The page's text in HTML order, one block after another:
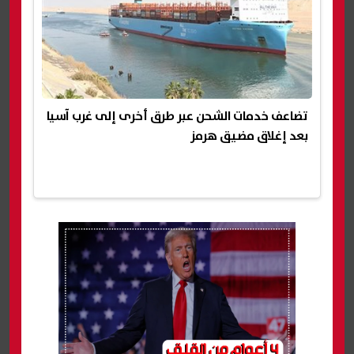
تضاعف خدمات الشحن عبر طرق أخرى إلى غرب آسيا
بعد إغلاق مضيق هرمز